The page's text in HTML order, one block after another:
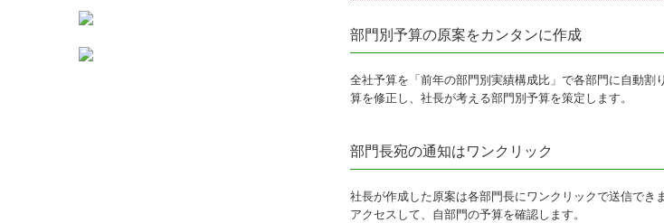
部門別予算の原案をカンタンに作成
全社予算を「前年の部門別実績構成比」で各部門に自動割
算を修正し、社長が考える部門別予算を策定します。
部門長宛の通知はワンクリック
社長が作成した原案は各部門長にワンクリックで送信でき
アクセスして、自部門の予算を確認します。